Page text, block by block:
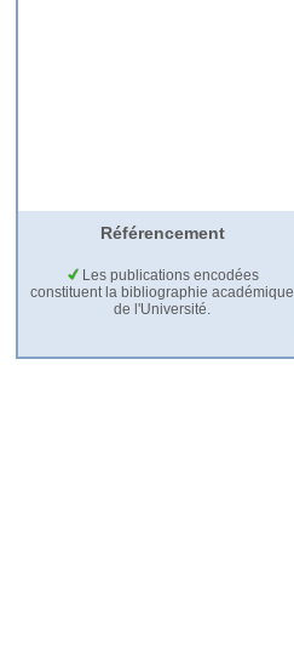
Référencement
Les publications encodées
constituent la bibliographie académique
de l'Université.